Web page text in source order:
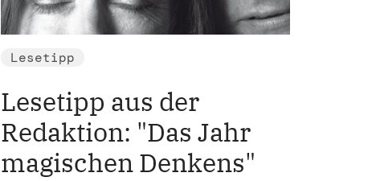
Lesetipp
Lesetipp aus der
Redaktion: "Das Jahr
magischen Denkens"